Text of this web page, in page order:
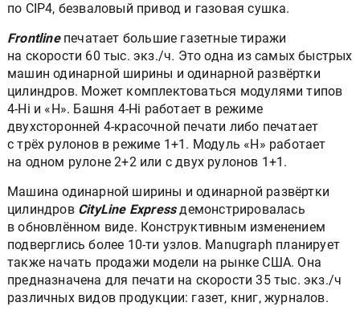
по CIP4, безваловый привод и газовая сушка.
Frontlineпечатает большие газетные тиражи
на скорости 60 тыс. экз./ч. Это одна из самых быстрых
машин одинарной ширины и одинарной развёртки
цилиндров. Может комплектоваться модулями типов
4-Hi и «H». Башня 4-Hi работает в режиме
двухсторонней 4-красочной печати либо печатает
с трёх рулонов в режиме 1+1. Модуль «H» работает
на одном рулоне 2+2 или с двух рулонов 1+1.
Машина одинарной ширины и одинарной развёртки
цилиндров CityLine Expressдемонстрировалась
в обновлённом виде. Конструктивным изменением
подверглись более 10-ти узлов. Manugraph планирует
также начать продажи модели на рынке США. Она
предназначена для печати на скорости 35 тыс. экз./ч
различных видов продукции: газет, книг, журналов.